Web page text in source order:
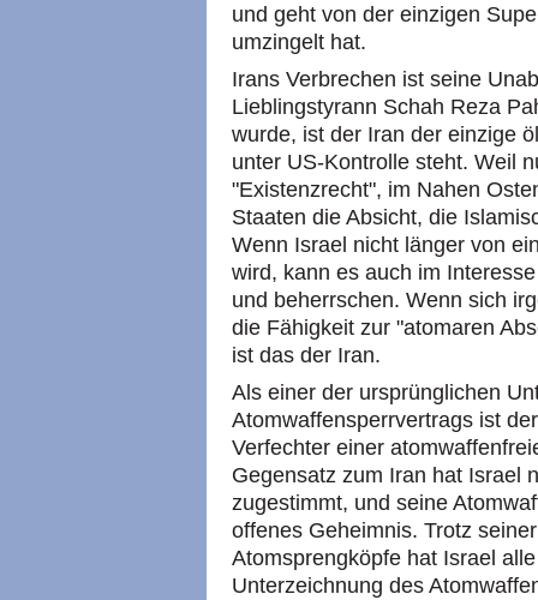
und geht von der einzigen
umzingelt hat.
Irans Verbrechen ist seine
Lieblingstyrann Schah Reza
wurde, ist der Iran der einzige
unter US-Kontrolle steht. Weil
"Existenzrecht", im Nahen
Staaten die Absicht, die
Wenn Israel nicht länger von
wird, kann es auch im
und beherrschen. Wenn sich
die Fähigkeit zur "atomaren
ist das der Iran.
Als einer der ursprünglichen
Atomwaffensperrvertrags ist
Verfechter einer
Gegensatz zum Iran hat Israel
zugestimmt, und seine
offenes Geheimnis. Trotz
Atomsprengköpfe hat Israel
Unterzeichnung des